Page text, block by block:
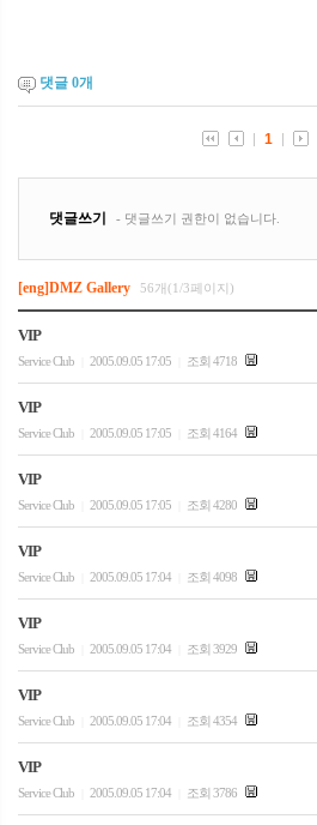
댓글 0개
[eng]DMZ Gallery 56개(1/3페이지)
VIP
Service Club 2005.09.05 17:05 조회 4718
VIP
Service Club 2005.09.05 17:05 조회 4164
VIP
Service Club 2005.09.05 17:05 조회 4280
VIP
Service Club 2005.09.05 17:04 조회 4098
VIP
Service Club 2005.09.05 17:04 조회 3929
VIP
Service Club 2005.09.05 17:04 조회 4354
VIP
Service Club 2005.09.05 17:04 조회 3786